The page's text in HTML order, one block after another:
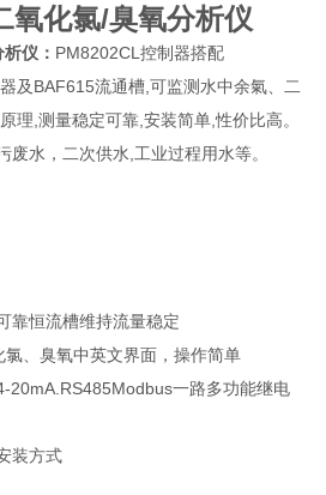
氧化氯/臭氧分析仪
析仪： PM8202CL控制器搭配
及BAF615流通槽,可监测水中余氣、二
理,测量稳定可靠,安装简单,性价比高。
废水，二次供水,工业过程用水等。
靠恒流槽维持流量稳定
、臭氧中英文界面，操作简单
20mA.RS485Modbus一路多功能继电
装方式